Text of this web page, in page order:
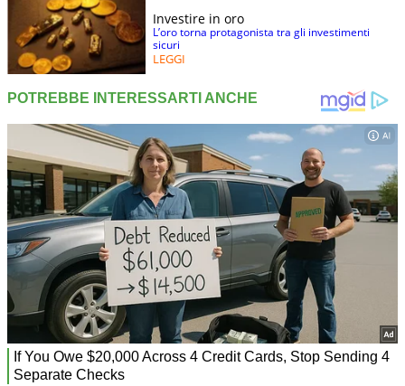
Investire in oro
L’oro torna protagonista tra gli investimenti
sicuri
LEGGI